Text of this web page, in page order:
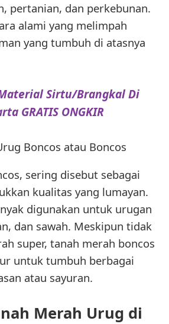
pertanian, dan perkebunan.
alami yang melimpah
yang tumbuh di atasnya
Sirtu/Brangkal Di
GRATIS ONGKIR
Boncos atau Boncos
sering disebut sebagai
kualitas yang lumayan.
digunakan untuk urugan
dan sawah. Meskipun tidak
super, tanah merah boncos
untuk tumbuh berbagai
atau sayuran.
Merah Urug di